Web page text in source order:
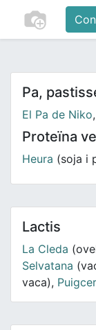
Pa,
El Pa de Niko,
Proteïna
Heura (soja i
Lactis
La Cleda
Selvatana
vaca),